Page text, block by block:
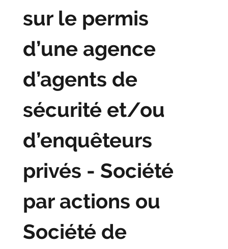
sur le permis
d’une agence
d’agents de
sécurité et/ou
d’enquêteurs
privés - Société
par actions ou
Société de